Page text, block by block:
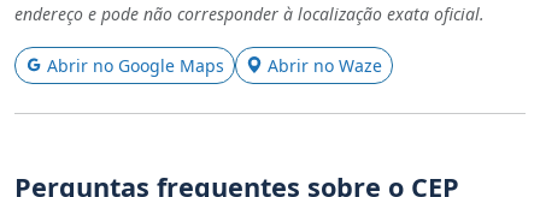
endereço e pode não corresponder à localização exata oficial.
Abrir no Google Maps Abrir no Waze
Perguntas frequentes sobre o CEP